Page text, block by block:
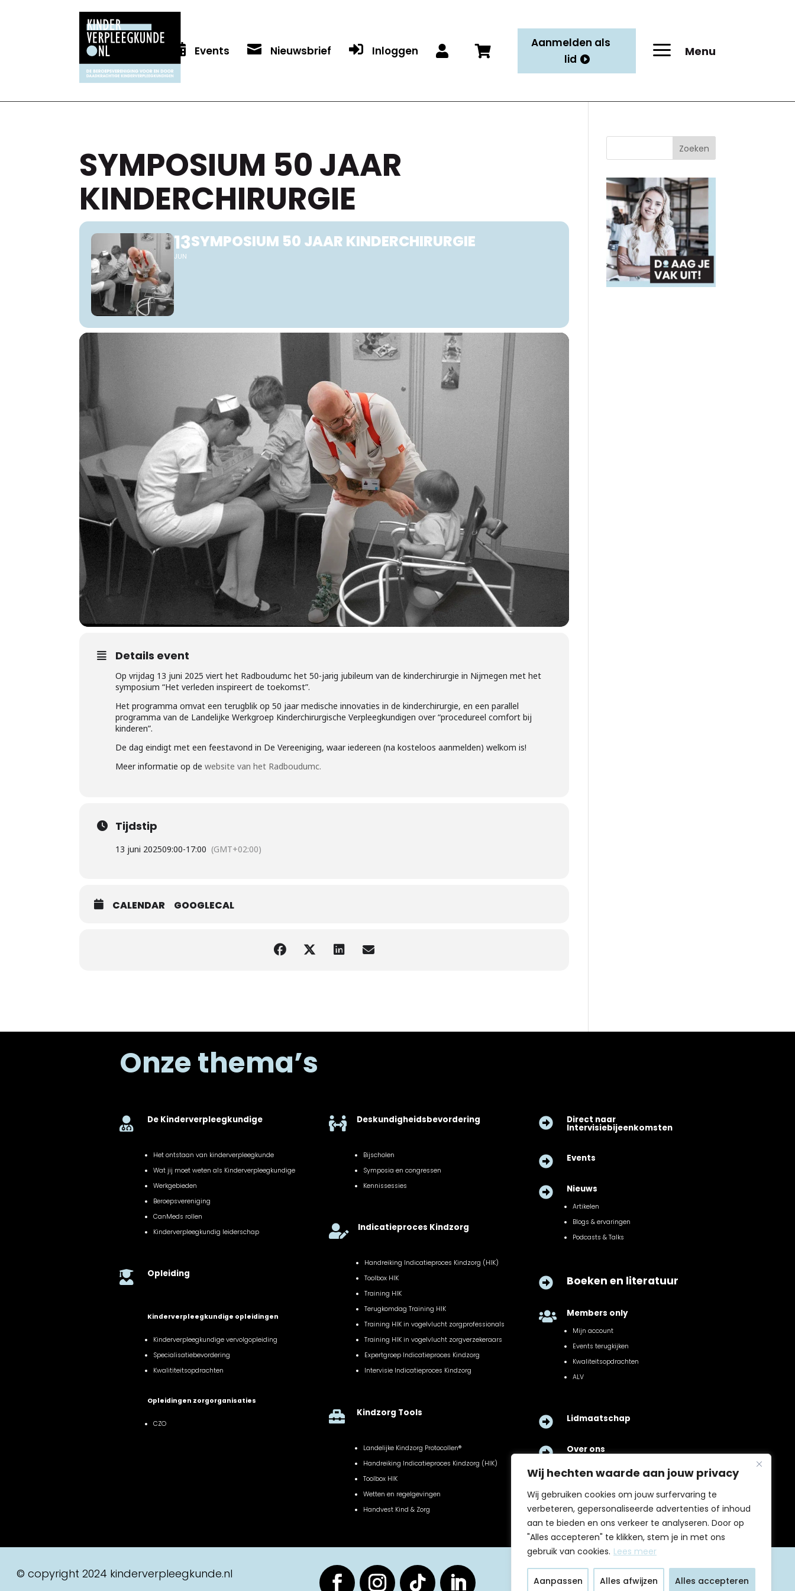
Wij hechten waarde aan jouw privacy
Wij gebruiken cookies om jouw surfervaring te
verbeteren, gepersonaliseerde advertenties of inhoud
aan te bieden en ons verkeer te analyseren. Door op
"Alles accepteren" te klikken, stem je in met ons
gebruik van cookies. Lees meer
Aanpassen Alles afwijzen Alles accepteren
 Events  Nieuwsbrief  Inloggen  
Aanmelden als
lid
a Menu
SYMPOSIUM 50 JAAR
KINDERCHIRURGIE
13
JUN
SYMPOSIUM 50 JAAR KINDERCHIRURGIE
Details event
Op vrijdag 13 juni 2025 viert het Radboudumc het 50-jarig jubileum van de kinderchirurgie in Nijmegen met het
symposium “Het verleden inspireert de toekomst”.
Het programma omvat een terugblik op 50 jaar medische innovaties in de kinderchirurgie, en een parallel
programma van de Landelijke Werkgroep Kinderchirurgische Verpleegkundigen over “procedureel comfort bij
kinderen”.
De dag eindigt met een feestavond in De Vereeniging, waar iedereen (na kosteloos aanmelden) welkom is!
Meer informatie op dewebsite van het Radboudumc.
Tijdstip
13 juni 202509:00-17:00 (GMT+02:00)
CALENDAR GOOGLECAL
Zoeken
Onze thema’s
 De Kinderverpleegkundige
Het ontstaan van kinderverpleegkunde
Wat jij moet weten als Kinderverpleegkundige
Werkgebieden
Beroepsvereniging
CanMeds rollen
Kinderverpleegkundig leiderschap
 Opleiding
Kinderverpleegkundige opleidingen
Kinderverpleegkundige vervolgopleiding
Specialisatiebevordering
Kwalititeitsopdrachten
Opleidingen zorgorganisaties
CZO
 Deskundigheidsbevordering
Bijscholen
Symposia en congressen
Kennissessies
 Indicatieproces Kindzorg
Handreiking Indicatieproces Kindzorg (HIK)
Toolbox HIK
Training HIK
Terugkomdag Training HIK
Training HIK in vogelvlucht zorgprofessionals
Training HIK in vogelvlucht zorgverzekeraars
Expertgroep Indicatieproces Kindzorg
Intervisie Indicatieproces Kindzorg
 Kindzorg Tools
Landelijke Kindzorg Protocollen®
Handreiking Indicatieproces Kindzorg (HIK)
Toolbox HIK
Wetten en regelgevingen
Handvest Kind & Zorg
 Direct naar
Intervisiebijeenkomsten
 Events
 Nieuws
Artikelen
Blogs & ervaringen
Podcasts & Talks
 Boeken en literatuur
 Members only
Mijn account
Events terugkijken
Kwaliteitsopdrachten
ALV
 Lidmaatschap
 Over ons
 Contact
© copyright 2024 kinderverpleegkunde.nl
Algemene voorwaarden